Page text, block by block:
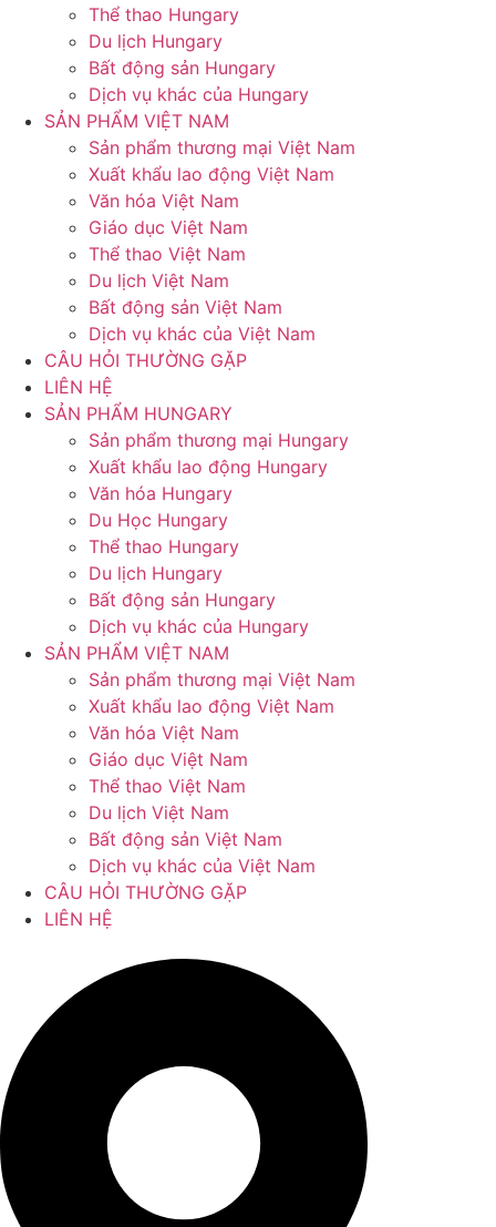
Thể thao Hungary
Du lịch Hungary
Bất động sản Hungary
Dịch vụ khác của Hungary
SẢN PHẨM VIỆT NAM
Sản phẩm thương mại Việt Nam
Xuất khẩu lao động Việt Nam
Văn hóa Việt Nam
Giáo dục Việt Nam
Thể thao Việt Nam
Du lịch Việt Nam
Bất động sản Việt Nam
Dịch vụ khác của Việt Nam
CÂU HỎI THƯỜNG GẶP
LIÊN HỆ
SẢN PHẨM HUNGARY
Sản phẩm thương mại Hungary
Xuất khẩu lao động Hungary
Văn hóa Hungary
Du Học Hungary
Thể thao Hungary
Du lịch Hungary
Bất động sản Hungary
Dịch vụ khác của Hungary
SẢN PHẨM VIỆT NAM
Sản phẩm thương mại Việt Nam
Xuất khẩu lao động Việt Nam
Văn hóa Việt Nam
Giáo dục Việt Nam
Thể thao Việt Nam
Du lịch Việt Nam
Bất động sản Việt Nam
Dịch vụ khác của Việt Nam
CÂU HỎI THƯỜNG GẶP
LIÊN HỆ